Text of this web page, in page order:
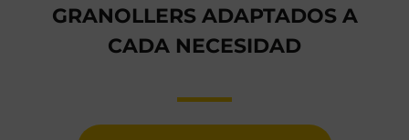
GRANOLLERS ADAPTADOS A
CADA NECESIDAD